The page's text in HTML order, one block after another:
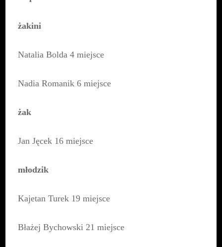
żakini
Natalia Bolda 4 miejsce
Nadia Romanik 6 miejsce
żak
Jan Jęcek 16 miejsce
młodzik
Kajetan Turek 19 miejsce
Błażej Bychowski 21 miejsce